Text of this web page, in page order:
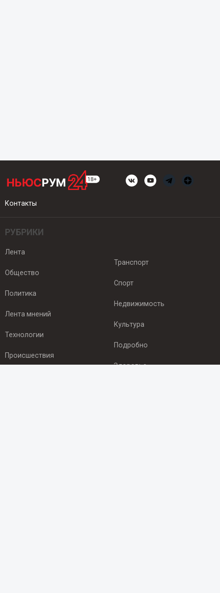
Контакты
РУБРИКИ
Лента
Общество
Политика
Лента мнений
Технологии
Происшествия
Транспорт
Спорт
Недвижимость
Культура
Подробно
Здоровье